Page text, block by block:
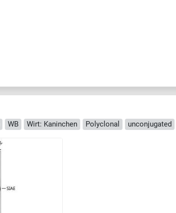
WB Wirt: Kaninchen Polyclonal unconjugated